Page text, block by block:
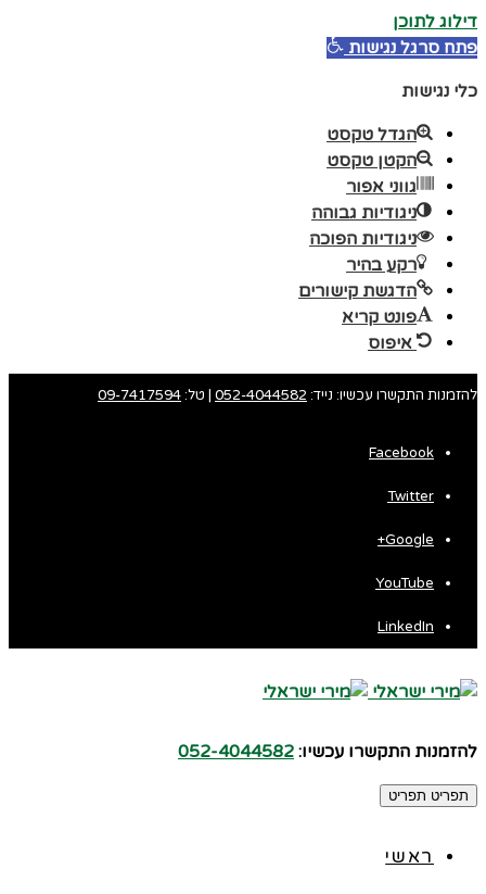
דילוג לתוכן
פתח סרגל נגישות
כלי נגישות
הגדל טקסט
הקטן טקסט
גווני אפור
ניגודיות גבוהה
ניגודיות הפוכה
רקע בהיר
הדגשת קישורים
פונט קריא
איפוס
להזמנות התקשרו עכשיו: נייד: 052-4044582 | טל:09-7417594
Facebook
Twitter
Google+
YouTube
LinkedIn
להזמנות התקשרו עכשיו: 052-4044582
תפריט תפריט
ראשי